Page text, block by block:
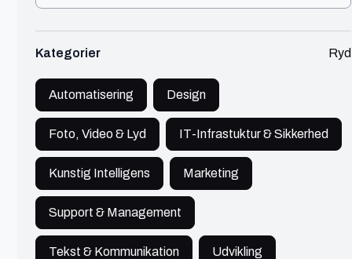
Kategorier Ryd
Automatisering
Design
Foto, Video & Lyd
IT-Infrastuktur & Sikkerhed
Kunstig Intelligens
Marketing
Support & Management
Tekst & Kommunikation
Udvikling
IT 300 - 450 kr./t
ekspert og udvikler fra Danmark.
Se profil
Lykke